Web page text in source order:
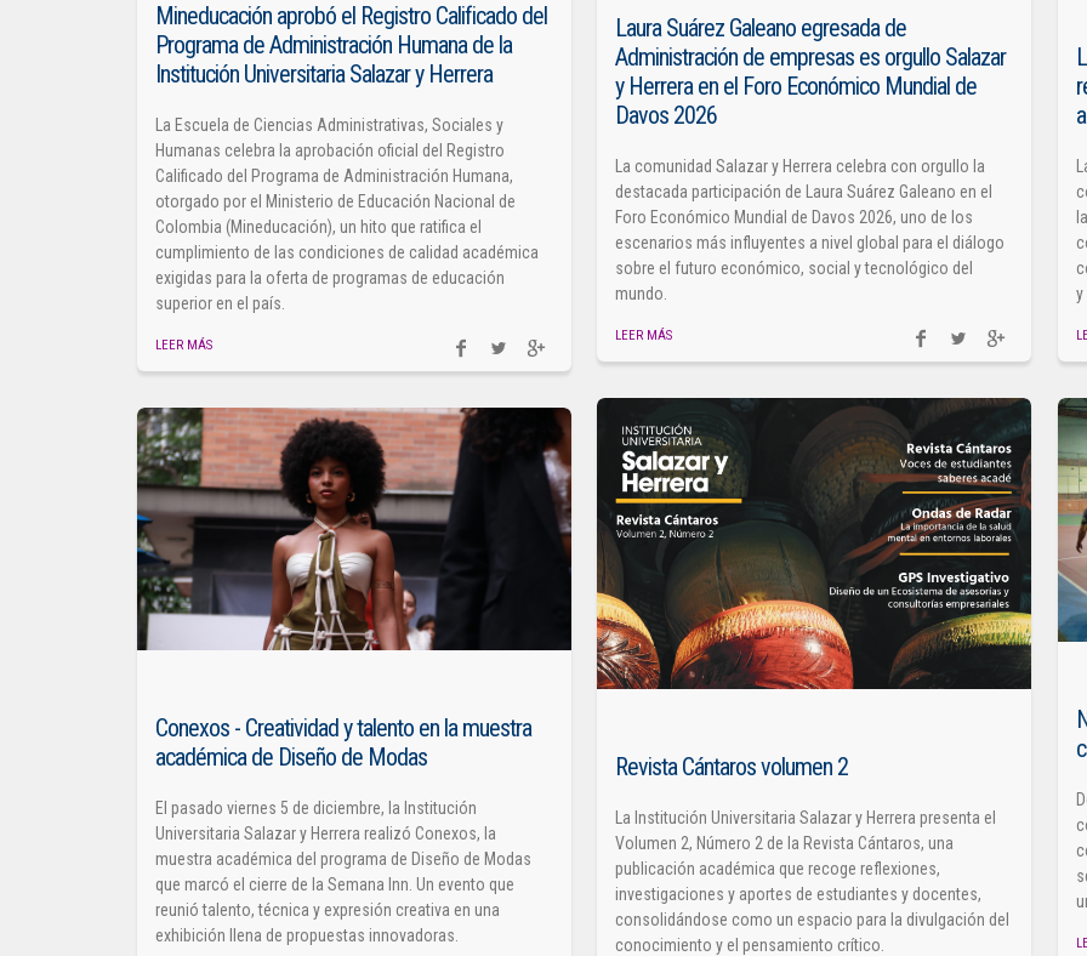
Laura Suárez Galeano egresada de
Administración de empresas es orgullo Salazar
y Herrera en el Foro Económico Mundial de
Davos 2026
La comunidad Salazar y Herrera celebra con orgullo la
destacada participación de Laura Suárez Galeano en el
Foro Económico Mundial de Davos 2026, uno de los
escenarios más influyentes a nivel global para el diálogo
sobre el futuro económico, social y tecnológico del
mundo.
LEER MÁS
y
Mineducación aprobó el Registro Calificado del
Programa de Administración Humana de la
Institución Universitaria Salazar y Herrera
La Escuela de Ciencias Administrativas, Sociales y
Humanas celebra la aprobación oficial del Registro
Calificado del Programa de Administración Humana,
otorgado por el Ministerio de Educación Nacional de
Colombia (Mineducación), un hito que ratifica el
cumplimiento de las condiciones de calidad académica
exigidas para la oferta de programas de educación
superior en el país.
LEER MÁS
Revista Cántaros volumen 2
La Institución Universitaria Salazar y Herrera presenta el
Volumen 2, Número 2 de la Revista Cántaros, una
publicación académica que recoge reflexiones,
investigaciones y aportes de estudiantes y docentes,
consolidándose como un espacio para la divulgación del
conocimiento y el pensamiento crítico.
Conexos - Creatividad y talento en la muestra
académica de Diseño de Modas
El pasado viernes 5 de diciembre, la Institución
Universitaria Salazar y Herrera realizó Conexos, la
muestra académica del programa de Diseño de Modas
que marcó el cierre de la Semana Inn. Un evento que
reunió talento, técnica y expresión creativa en una
exhibición llena de propuestas innovadoras.